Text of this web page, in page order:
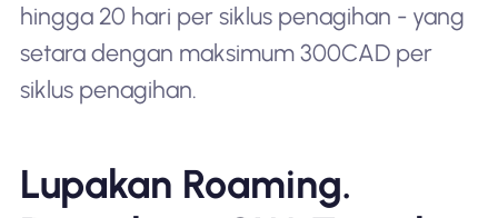
hingga 20 hari per siklus penagihan - yang
setara dengan maksimum 300CAD per
siklus penagihan.
Lupakan Roaming.